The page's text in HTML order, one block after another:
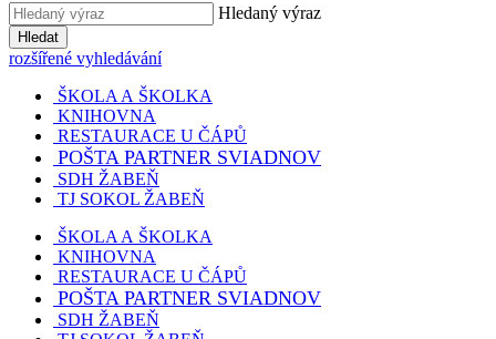
Hledaný výraz
Hledat
rozšířené vyhledávání
ŠKOLA A ŠKOLKA
KNIHOVNA
RESTAURACE U ČÁPŮ
POŠTA PARTNER SVIADNOV
SDH ŽABEŇ
TJ SOKOL ŽABEŇ
ŠKOLA A ŠKOLKA
KNIHOVNA
RESTAURACE U ČÁPŮ
POŠTA PARTNER SVIADNOV
SDH ŽABEŇ